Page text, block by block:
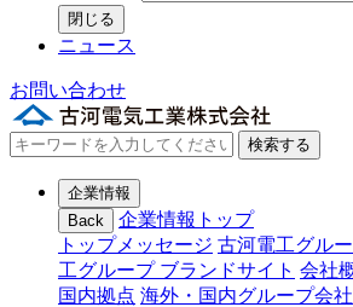
閉じる
ニュース
お問い合わせ
検索する
企業情報
Back
企業情報トップ
トップメッセージ 古河電工グル
工グループ ブランドサイト 会社
国内拠点 海外・国内グループ会社